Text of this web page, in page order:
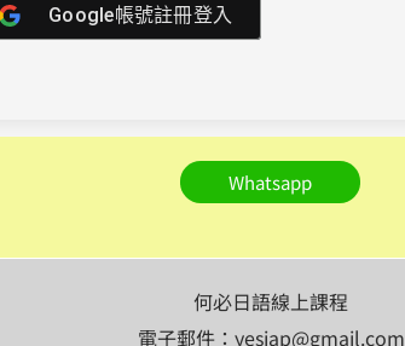
Google帳號註冊登入
Whatsapp
何必日語線上課程
電子郵件：yesjap@gmail.com